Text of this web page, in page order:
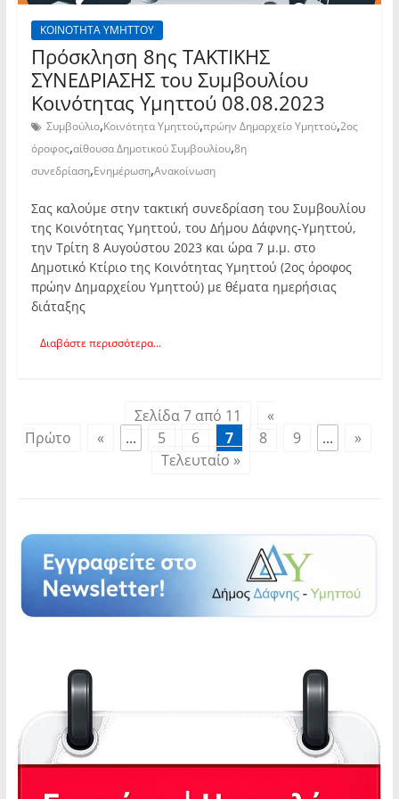
ΚΟΙΝΟΤΗΤΑ ΥΜΗΤΤΟΥ
Πρόσκληση 8ης TAKTIKHΣ
ΣΥΝΕΔΡΙΑΣΗΣ του Συμβουλίου
Κοινότητας Υμηττού 08.08.2023
Συμβούλιο,Κοινότητα Υμηττού,πρώην Δημαρχείο Υμηττού,2ος
όροφος,αίθουσα Δημοτικού Συμβουλίου,8η
συνεδρίαση,Ενημέρωση,Ανακοίνωση
Σας καλούμε στην τακτική συνεδρίαση του Συμβουλίου
της Κοινότητας Υμηττού, του Δήμου Δάφνης-Υμηττού,
την Τρίτη 8 Αυγούστου 2023 και ώρα 7 μ.μ. στο
Δημοτικό Κτίριο της Κοινότητας Υμηττού (2ος όροφος
πρώην Δημαρχείου Υμηττού) με θέματα ημερήσιας
διάταξης
Διαβάστε περισσότερα...
Σελίδα 7 από 11
«
Πρώτο
« ... 5 6 7 8 9 ...
»
Τελευταίο »